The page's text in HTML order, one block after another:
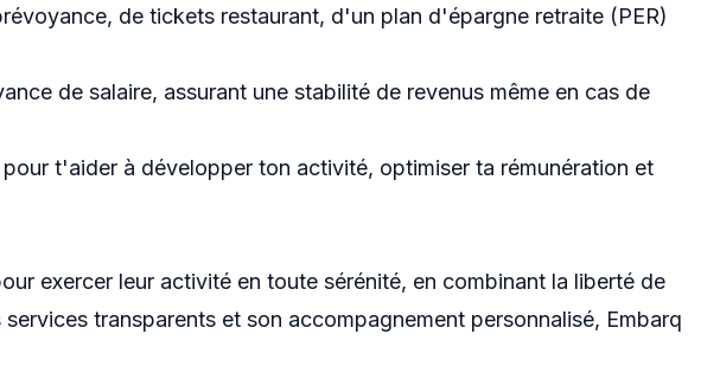
de tickets restaurant, d'un plan d'épargne retraite (PER)
de salaire, assurant une stabilité de revenus même en cas de
t'aider à développer ton activité, optimiser ta rémunération et
exercer leur activité en toute sérénité, en combinant la liberté de
transparents et son accompagnement personnalisé, Embarq